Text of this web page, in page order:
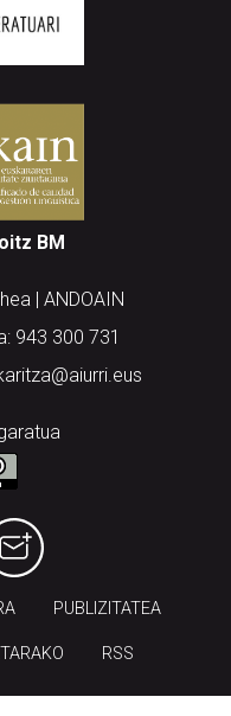
BM
| ANDOAIN
943 300 731
PUBLIZITATEA
RSS